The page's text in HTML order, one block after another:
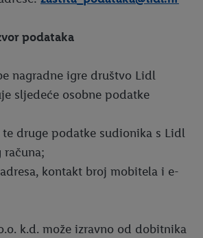
podataka
nagradne igre društvo Lidl
sljedeće osobne podatke
druge podatke sudionika s Lidl
računa;
kontakt broj mobitela i e-
k.d. može izravno od dobitnika